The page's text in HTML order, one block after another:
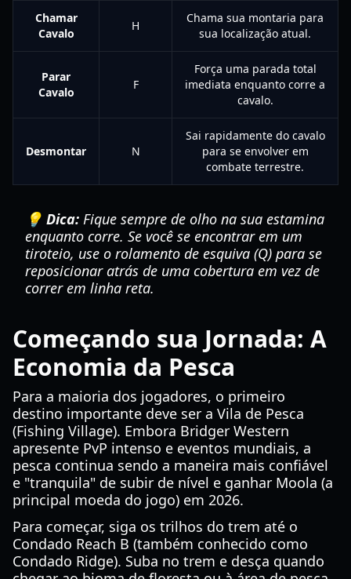
Chamar
Cavalo
H
Chama sua montaria para
sua localização atual.
Parar
Cavalo
F
Força uma parada total
imediata enquanto corre a
cavalo.
Desmontar N
Sai rapidamente do cavalo
para se envolver em
combate terrestre.
💡 Dica: Fique sempre de olho na sua estamina
enquanto corre. Se você se encontrar em um
tiroteio, use o rolamento de esquiva (Q) para se
reposicionar atrás de uma cobertura em vez de
correr em linha reta.
Começando sua Jornada: A
Economia da Pesca
Para a maioria dos jogadores, o primeiro
destino importante deve ser a Vila de Pesca
(Fishing Village). Embora Bridger Western
apresente PvP intenso e eventos mundiais, a
pesca continua sendo a maneira mais confiável
e "tranquila" de subir de nível e ganhar Moola (a
principal moeda do jogo) em 2026.
Para começar, siga os trilhos do trem até o
Condado Reach B (também conhecido como
Condado Ridge). Suba no trem e desça quando